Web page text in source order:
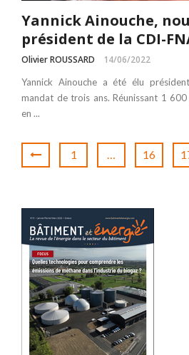
Yannick Ainouche,
président de la CDI-
Olivier ROUSSARD 14/06/2022
Yannick Ainouche a été élu
mandat de trois ans. Réunissant 1
en ...
1 … 16